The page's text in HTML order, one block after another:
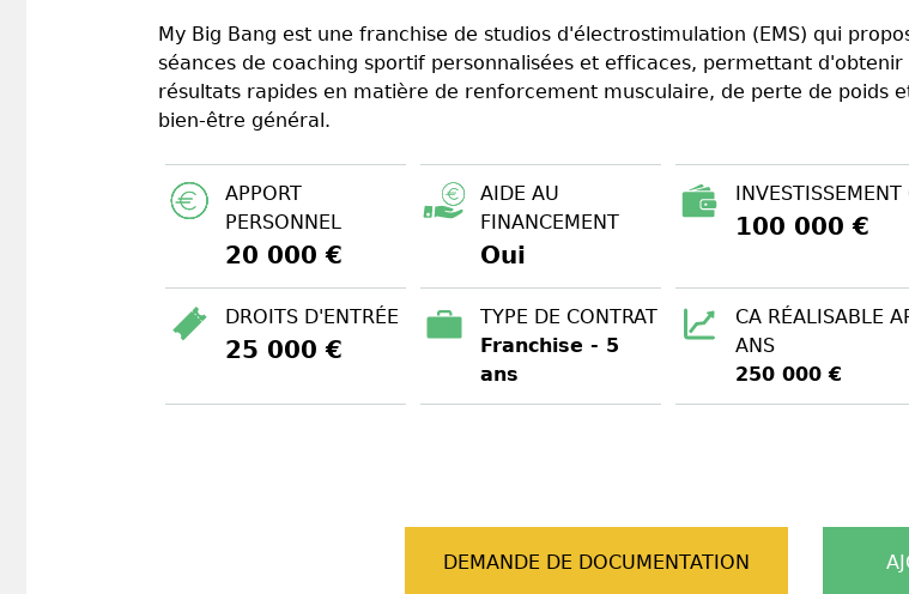
My Big Bang est une franchise de studios d'électrostimulation (EMS) qui
séances de coaching sportif personnalisées et efficaces, permettant d'obtenir
résultats rapides en matière de renforcement musculaire, de perte de poids
bien-être général.
APPORT
PERSONNEL
20 000 €
AIDE AU
FINANCEMENT
Oui
100 000 €
DROITS D'ENTRÉE
25 000 €
TYPE DE CONTRAT
Franchise - 5
ans
CA RÉALISABLE
ANS
250 000 €
DEMANDE DE DOCUMENTATION